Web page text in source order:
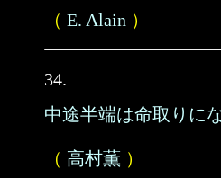
（ E. Alain ）
34.
中途半端は命取りにな
（ 高村薫 ）